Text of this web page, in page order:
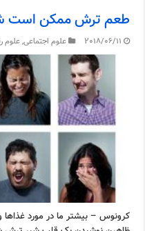
طعم ترش ممکن است
2018/06/11 علوم اجتماعی,علوم
کرونوس – بیشتر ما در مورد